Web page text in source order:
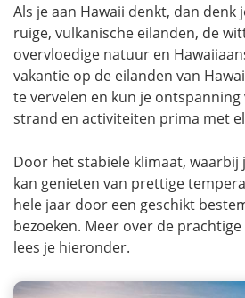
Als je aan Hawaii denkt, dan denk
ruige, vulkanische eilanden, de
overvloedige natuur en
vakantie op de eilanden van
te vervelen en kun je ontspanning
strand en activiteiten prima met
Door het stabiele klimaat,
kan genieten van prettige
hele jaar door een geschikt
bezoeken. Meer over de
lees je hieronder.